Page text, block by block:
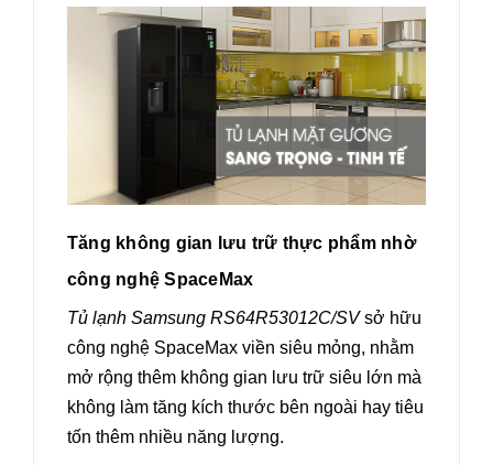
Tăng không gian lưu trữ thực phẩm nhờ
công nghệ SpaceMax
Tủ lạnh Samsung RS64R53012C/SVsở hữu
công nghệ SpaceMax viền siêu mỏng, nhằm
mở rộng thêm không gian lưu trữ siêu lớn mà
không làm tăng kích thước bên ngoài hay tiêu
tốn thêm nhiều năng lượng.